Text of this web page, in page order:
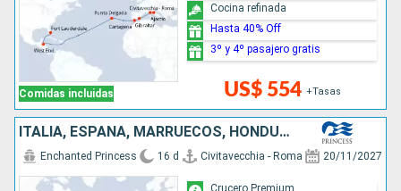
Comidas incluidas US$ 554 +Tasas
Cocina refinada
Hasta 40% Off
3º y 4º pasajero gratis
ITALIA, ESPAÑA, MARRUECOS, HONDURAS, ESTADOS UNIDOS
Enchanted Princess 16 d Civitavecchia - Roma 20/11/2027
Crucero Premium